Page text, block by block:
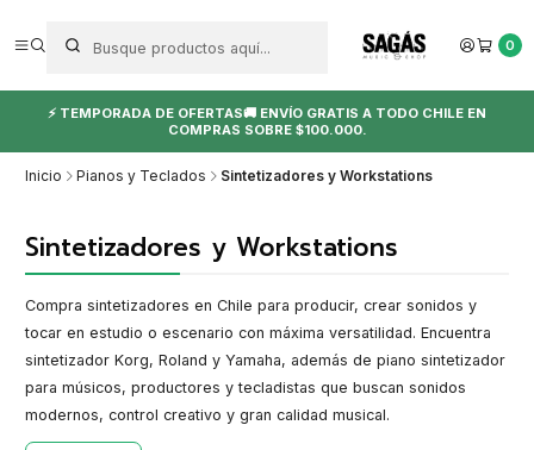
0
⚡ TEMPORADA DE OFERTAS🚚 ENVÍO GRATIS A TODO CHILE EN
COMPRAS SOBRE $100.000.
Inicio Pianos y Teclados Sintetizadores y Workstations
Sintetizadores y Workstations
Compra sintetizadores en Chile para producir, crear sonidos y
tocar en estudio o escenario con máxima versatilidad. Encuentra
sintetizador Korg, Roland y Yamaha, además de piano sintetizador
para músicos, productores y tecladistas que buscan sonidos
modernos, control creativo y gran calidad musical.